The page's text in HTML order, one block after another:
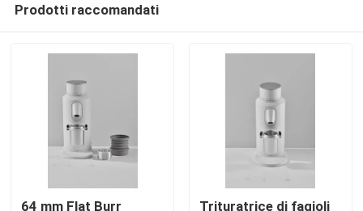
Prodotti raccomandati
64 mm Flat Burr
Trituratrice di fagioli